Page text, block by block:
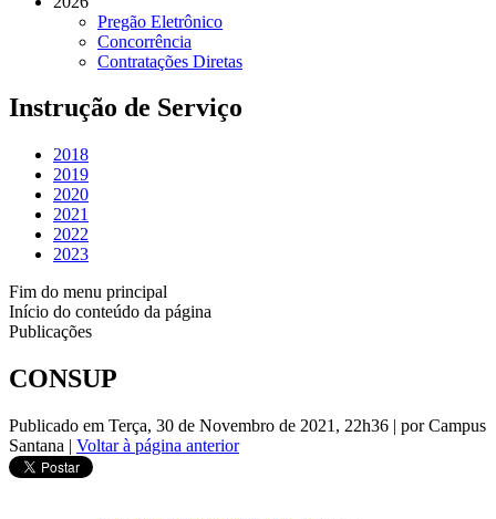
Pregão Eletrônico
Concorrência
Contratações Diretas
Instrução de Serviço
2018
2019
2020
2021
2022
2023
Fim do menu principal
Início do conteúdo da página
Publicações
CONSUP
Publicado em Terça, 30 de Novembro de 2021, 22h36 | por Campus
Santana | Voltar à página anterior